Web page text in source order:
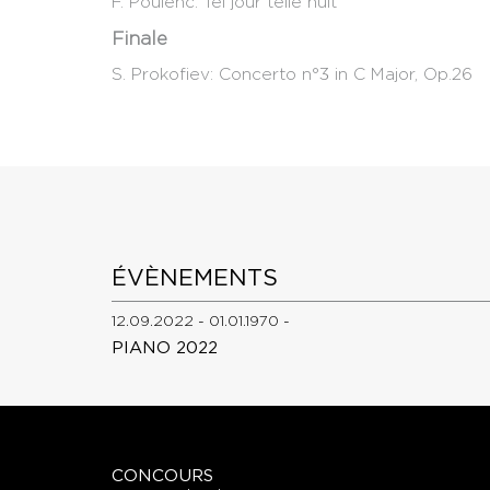
Finale
S. Prokofiev: Concerto n°3 in C Major, Op.26
ÉVÈNEMENTS
12.09.2022 - 01.01.1970 -
PIANO 2022
CONCOURS